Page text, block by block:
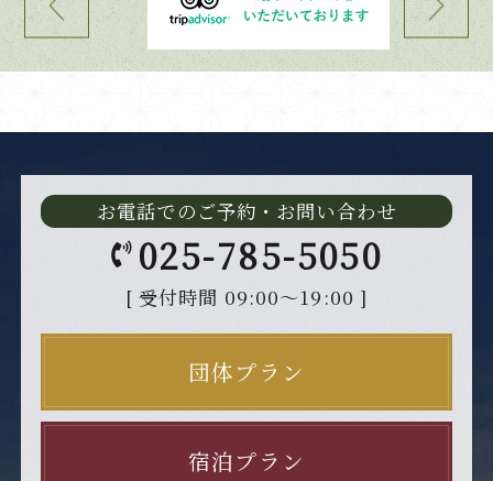
お電話でのご予約・お問い合わせ
025-785-5050
[ 受付時間 09:00～19:00 ]
団体プラン
宿泊プラン